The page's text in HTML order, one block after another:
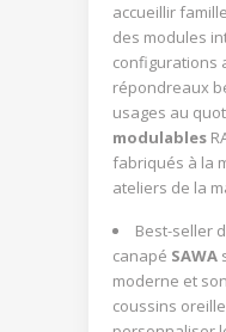
accueillir
des modules
configurations
répondreaux
usages au
modulables
fabriqués à la
ateliers de la
Best-seller
canapé SAWA
moderne et
coussins